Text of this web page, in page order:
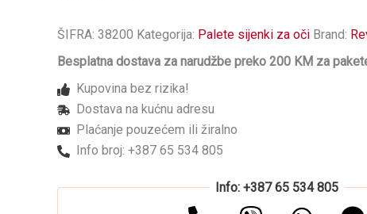
ŠIFRA: 38200 Kategorija: Palete sijenki za oči Brand:
Besplatna dostava za narudžbe preko 200 KM za
Kupovina bez rizika!
Dostava na kućnu adresu
Plaćanje pouzećem ili žiralno
Info broj: +387 65 534 805
Info: +387 65 534 805